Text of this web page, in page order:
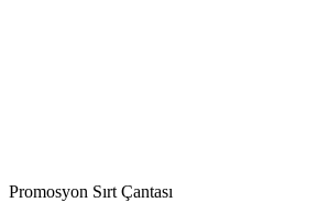
Promosyon Sırt Çantası